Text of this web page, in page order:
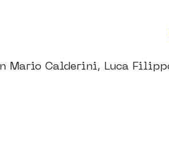
Mario Calderini, Luca